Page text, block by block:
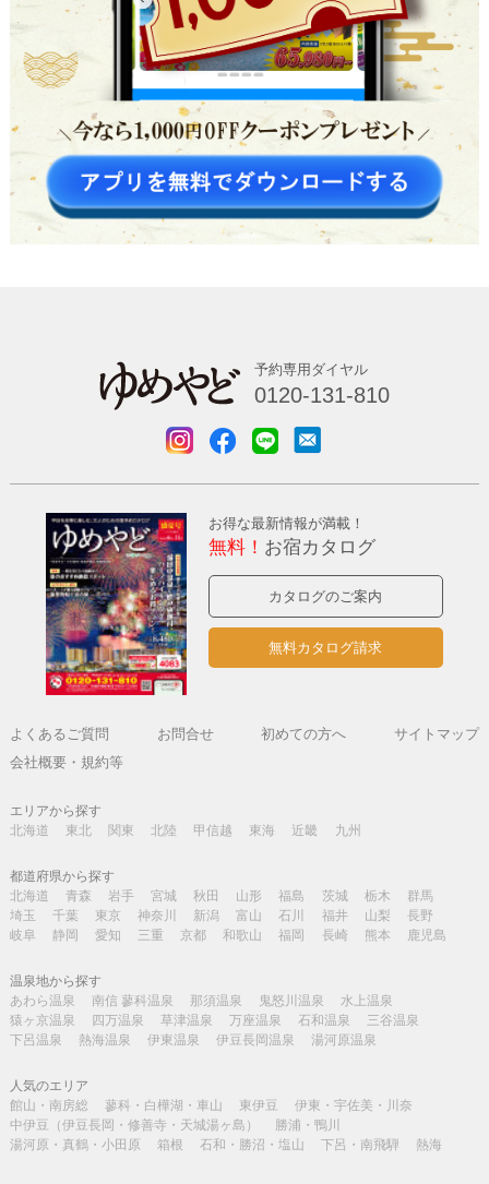
予約専用ダイヤル
0120-131-810
お得な最新情報が満載！
無料！ お宿カタログ
カタログのご案内
無料カタログ請求
よくあるご質問 お問合せ 初めての方へ
サイトマップ
会社概要・規約等
エリアから探す
北海道
東北 関東 北陸 甲信越 東海 近畿 九州
都道府県から探す
北海道
青森 岩手 宮城 秋田 山形 福島 茨城 栃木
群馬
埼玉
千葉 東京 神奈川 新潟 富山 石川 福井 山梨
長野
岐阜
静岡 愛知 三重 京都 和歌山 福岡 長崎 熊本 鹿児島
温泉地から探す
あわら温泉
南信 蓼科温泉 那須温泉 鬼怒川温泉
水上温泉
猿ヶ京温泉
四万温泉 草津温泉 万座温泉 石和温泉
三谷温泉
下呂温泉
熱海温泉 伊東温泉 伊豆長岡温泉 湯河原温泉
人気のエリア
館山・南房総
蓼科・白樺湖・車山 東伊豆
伊東・宇佐美・川奈
中伊豆（伊豆長岡・修善寺・天城湯ヶ島）
勝浦・鴨川
湯河原・真鶴・小田原
箱根 石和・勝沼・塩山 下呂・南飛騨 熱海